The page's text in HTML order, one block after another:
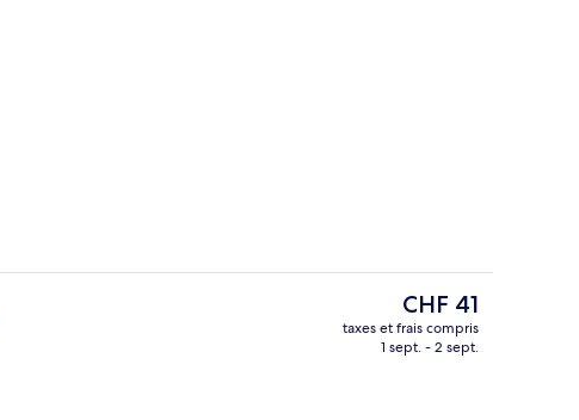
Le
prix
actuel
CHF 41
taxes et frais compris
1 sept. - 2 sept.